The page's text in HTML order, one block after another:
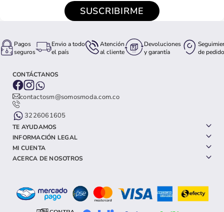
SUSCRIBIRME
Pagos
seguros
Envio a todo
el país
Atención
al cliente
Devoluciones
y garantía
de pedido
CONTÁCTANOS
contactosm@somosmoda.com.co
3226061605
TE AYUDAMOS
INFORMACIÓN LEGAL
MI CUENTA
ACERCA DE NOSOTROS